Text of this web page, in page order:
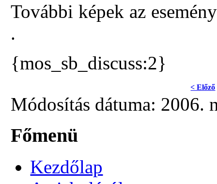
További képek az
.
{mos_sb_discuss:2}
< Előző
Módosítás dátuma: 2006.
Főmenü
Kezdőlap